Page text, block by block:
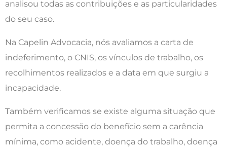
analisou todas as contribuições e as particularidades
do seu caso.
Na Capelin Advocacia, nós avaliamos a carta de
indeferimento, o CNIS, os vínculos de trabalho, os
recolhimentos realizados e a data em que surgiu a
incapacidade.
Também verificamos se existe alguma situação que
permita a concessão do benefício sem a carência
mínima, como acidente, doença do trabalho, doença